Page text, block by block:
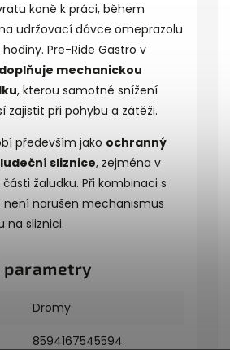
koně k práci, během
udržovací dávce omeprazolu
Pre-Ride Gastro v
doplňuje mechanickou
, kterou samotné snížení
zajistit při pohybu a zátěži.
především jako ochranný
sliznice, zejména v
žaludku. Při kombinaci s
není narušen mechanismus
na sliznici.
parametry
Dromy
8594167545594